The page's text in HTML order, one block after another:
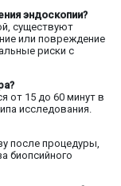
эндоскопии?
существуют
или повреждение
риски с
от 15 до 60 минут в
исследования.
после процедуры,
биопсийного